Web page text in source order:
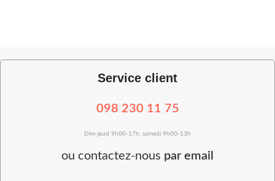
Service client
098 230 11 75
Dim-jeud 9h00-17h, samedi 9h00-13h
ou contactez-nous par email